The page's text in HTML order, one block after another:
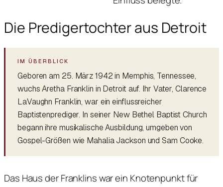
Die Predigertochter aus Detroit
Geboren am 25. März 1942 in Memphis, Tennessee,
wuchs Aretha Franklin in Detroit auf. Ihr Vater, Clarence
LaVaughn Franklin, war ein einflussreicher
Baptistenprediger. In seiner New Bethel Baptist Church
begann ihre musikalische Ausbildung, umgeben von
Gospel-Größen wie Mahalia Jackson und Sam Cooke.
Das Haus der Franklins war ein Knotenpunkt für